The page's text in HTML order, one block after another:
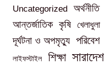
Uncategorized অর্থনীতি
আন্তর্জাতিক কৃষি খেলাধুলা
দূর্ঘটনা ও অপমৃত্যু পরিবেশ
লাইফস্টাইল শিক্ষা সারাদেশ